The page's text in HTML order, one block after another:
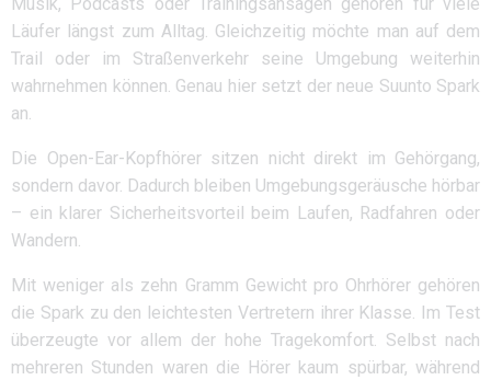
Läufer längst zum Alltag. Gleichzeitig möchte man auf dem
Trail oder im Straßenverkehr seine Umgebung weiterhin
wahrnehmen können. Genau hier setzt der neue Suunto Spark
an.
Die Open-Ear-Kopfhörer sitzen nicht direkt im Gehörgang,
sondern davor. Dadurch bleiben Umgebungsgeräusche hörbar
– ein klarer Sicherheitsvorteil beim Laufen, Radfahren oder
Wandern.
Mit weniger als zehn Gramm Gewicht pro Ohrhörer gehören
die Spark zu den leichtesten Vertretern ihrer Klasse. Im Test
überzeugte vor allem der hohe Tragekomfort. Selbst nach
mehreren Stunden waren die Hörer kaum spürbar, während